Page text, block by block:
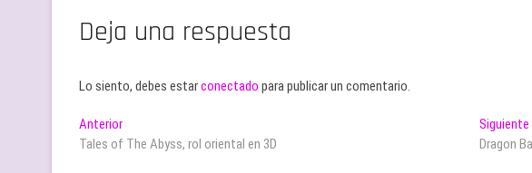
Deja una respuesta
Lo siento, debes estarconectado para publicar un comentario.
Navegación
de
AnteriorEntrada
anterior:
Tales of The Abyss, rol oriental en 3D
Siguiente
Dragon